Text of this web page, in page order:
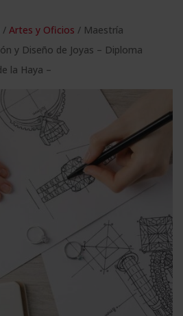
/ Artes y Oficios / Maestría
y Diseño de Joyas – Diploma
la Haya –